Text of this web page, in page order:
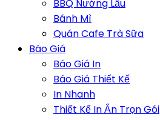
BBQ Nướng Lẩu
Bánh Mì
Quán Cafe Trà Sữa
Báo Giá
Báo Giá In
Báo Giá Thiết Kế
In Nhanh
Thiết Kế In Ấn Trọn Gói